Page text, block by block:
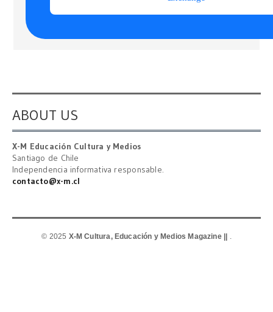
ABOUT US
X-M Educación Cultura y Medios
Santiago de Chile
Independencia informativa responsable.
contacto@x-m.cl
© 2025 X-M Cultura, Educación y Medios Magazine || .